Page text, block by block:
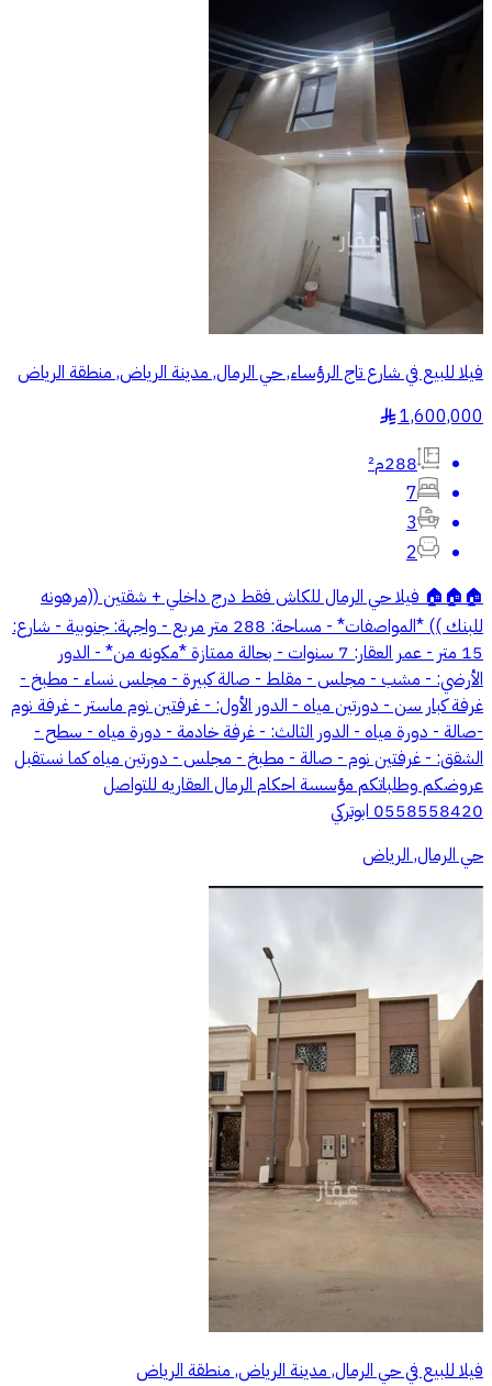
فيلا للبيع في شارع تاج الرؤساء, حي الرمال, مدينة الرياض, منطقة الرياض
1,600,000
§
288م²
7
3
2
🏠🏠🏠 فيلا حي الرمال للكاش فقط درج داخلي + شقتين ((مرهونه
للبنك )) *المواصفات* - مساحة: 288 متر مربع - واجهة: جنوبية - شارع:
15 متر - عمر العقار: 7 سنوات - بحالة ممتازة *مكونه من* - الدور
الأرضي: - مشب - مجلس - مقلط - صالة كبيرة - مجلس نساء - مطبخ -
غرفة كبار سن - دورتين مياه - الدور الأول: - غرفتين نوم ماستر - غرفة نوم
-صالة - دورة مياه - الدور الثالث: - غرفة خادمة - دورة مياه - سطح -
الشقق: - غرفتين نوم - صالة - مطبخ - مجلس - دورتين مياه كما نستقبل
عروضكم وطلباتكم مؤسسة احكام الرمال العقاريه للتواصل
0558558420 ابوتركي
حي الرمال, الرياض
فيلا للبيع في حي الرمال, مدينة الرياض, منطقة الرياض